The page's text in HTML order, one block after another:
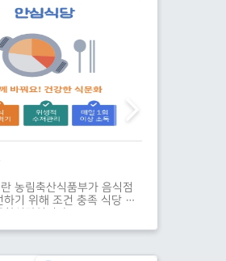
농림축산식품부가 음식점
하기 위해 조건 충족 식당 대
군구)의 동물보
니다.